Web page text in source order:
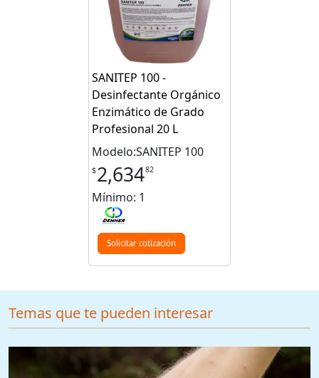
SANITEP 100 -
Desinfectante Orgánico
Enzimático de Grado
Profesional 20 L
Modelo:SANITEP 100
$2,63482
Mínimo: 1
Solicitar cotización
Temas que te pueden interesar